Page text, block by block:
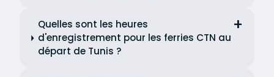
Quelles sont les heures
d'enregistrement pour les ferries CTN au
départ de Tunis ?